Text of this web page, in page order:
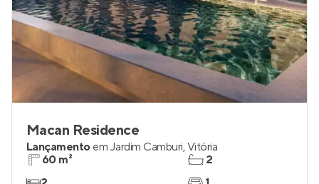
Macan Residence
Lançamento em Jardim Camburi,Vitória
60 m²
2